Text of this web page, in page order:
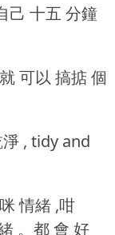
己 十五 分鐘
可以 搞掂 個
, tidy and
情緒 ,咁
。都 會 好